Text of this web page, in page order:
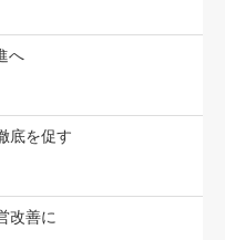
へ
底を促す
改善に